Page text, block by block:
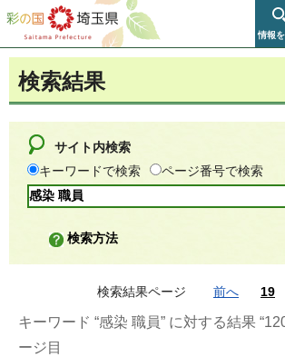
彩の国 埼玉県
情報
検索結果
サイト内検索
キーワードで検索
ページ番号で検索
検索方法
検索結果ページ 前へ 19
キーワード “感染 職員” に対する結果
ージ目